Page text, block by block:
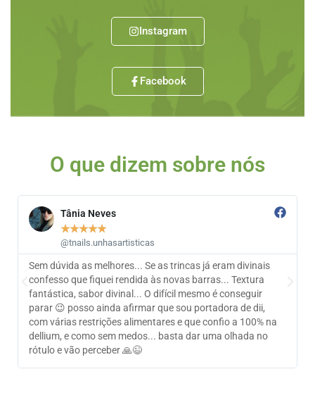
Instagram
Facebook
O que dizem sobre nós
Tânia Neves
★★★★★
@tnails.unhasartisticas
Sem dúvida as melhores... Se as trincas já eram divinais
confesso que fiquei rendida às novas barras... Textura
fantástica, sabor divinal... O difícil mesmo é conseguir
parar 😉 posso ainda afirmar que sou portadora de dii,
com várias restrições alimentares e que confio a 100% na
dellium, e como sem medos... basta dar uma olhada no
rótulo e vão perceber 🙏😉